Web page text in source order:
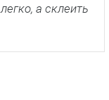
а склеить